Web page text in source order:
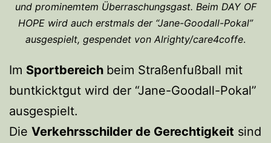
und prominemtem Überraschungsgast. Beim DAY OF
HOPE wird auch erstmals der “Jane-Goodall-Pokal”
ausgespielt, gespendet von Alrighty/care4coffe.
Im Sportbereich beim Straßenfußball mit
buntkicktgut wird der “Jane-Goodall-Pokal”
ausgespielt.
Die Verkehrsschilder de Gerechtigkeit sind